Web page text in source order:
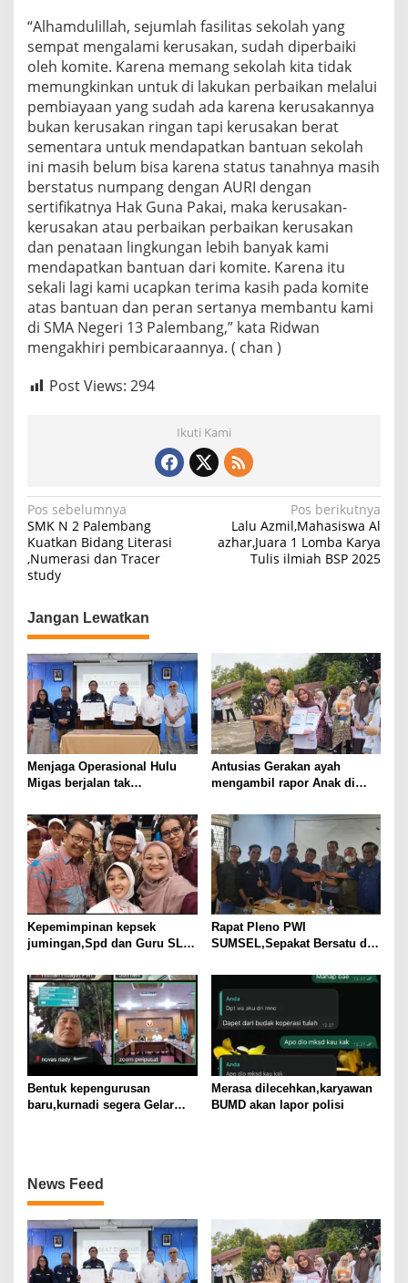
“Alhamdulillah, sejumlah fasilitas sekolah yang
sempat mengalami kerusakan, sudah diperbaiki
oleh komite. Karena memang sekolah kita tidak
memungkinkan untuk di lakukan perbaikan melalui
pembiayaan yang sudah ada karena kerusakannya
bukan kerusakan ringan tapi kerusakan berat
sementara untuk mendapatkan bantuan sekolah
ini masih belum bisa karena status tanahnya masih
berstatus numpang dengan AURI dengan
sertifikatnya Hak Guna Pakai, maka kerusakan-
kerusakan atau perbaikan perbaikan kerusakan
dan penataan lingkungan lebih banyak kami
mendapatkan bantuan dari komite. Karena itu
sekali lagi kami ucapkan terima kasih pada komite
atas bantuan dan peran sertanya membantu kami
di SMA Negeri 13 Palembang,” kata Ridwan
mengakhiri pembicaraannya. ( chan )
Post Views: 294
Ikuti Kami
N
a
v
g
a
s
p
o
s
Pos sebelumnya
SMK N 2 Palembang
Kuatkan Bidang Literasi
,Numerasi dan Tracer
study
Pos berikutnya
Lalu Azmil,Mahasiswa Al
azhar,Juara 1 Lomba Karya
Tulis ilmiah BSP 2025
Jangan Lewatkan
Menjaga Operasional Hulu
Migas berjalan tak
hukum, SKK Migas
Sumbagsel Teken PKS
bersama Kejati Sumsel
Antusias Gerakan ayah
mengambil rapor Anak di
Kepemimpinan kepsek
jumingan,Spd dan Guru SLB
jadikan ABK Mandiri dan
berprestasi
Rapat Pleno PWI
SUMSEL,Sepakat Bersatu di
KURNAIDI
Bentuk kepengurusan
baru,kurnadi segera Gelar
Merasa dilecehkan,karyawan
BUMD akan lapor polisi
News Feed